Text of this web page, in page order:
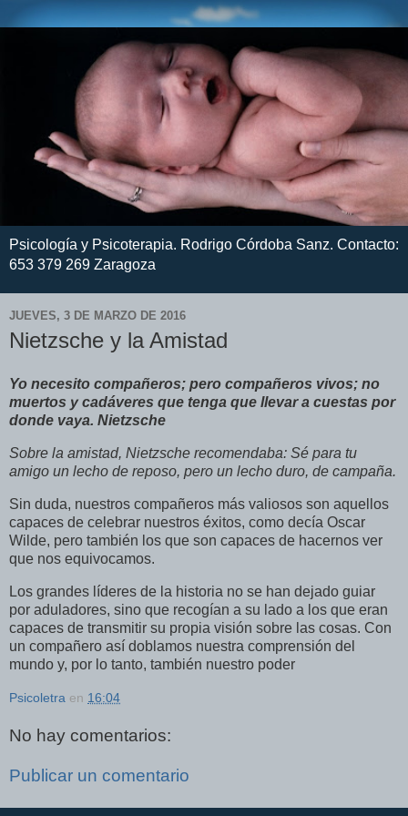
Psicología y Psicoterapia. Rodrigo Córdoba Sanz. Contacto:
653 379 269 Zaragoza
JUEVES, 3 DE MARZO DE 2016
Nietzsche y la Amistad
Yo necesito compañeros; pero compañeros vivos; no
muertos y cadáveres que tenga que llevar a cuestas por
donde vaya. Nietzsche
Sobre la amistad, Nietzsche recomendaba: Sé para tu
amigo un lecho de reposo, pero un lecho duro, de campaña.
Sin duda, nuestros compañeros más valiosos son aquellos
capaces de celebrar nuestros éxitos, como decía Oscar
Wilde, pero también los que son capaces de hacernos ver
que nos equivocamos.
Los grandes líderes de la historia no se han dejado guiar
por aduladores, sino que recogían a su lado a los que eran
capaces de transmitir su propia visión sobre las cosas. Con
un compañero así doblamos nuestra comprensión del
mundo y, por lo tanto, también nuestro poder
Psicoletra en 16:04
No hay comentarios:
Publicar un comentario